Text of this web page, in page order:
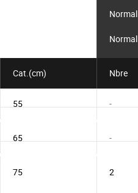
Normal
Normal
Cat.(cm) Nbre
55 -
65 -
75 2